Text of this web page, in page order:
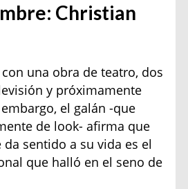
Christian
una obra de teatro, dos
y próximamente
el galán -que
de look- afirma que
sentido a su vida es el
que halló en el seno de